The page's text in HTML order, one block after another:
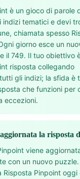
è un gioco di parole
indizi tematici e devi
chiamata spesso
giorno esce un
il 749. Il tuo obiettivo
risposta collegando
gli indizi; la sfida è
che funzioni per
eccezioni.
la risposta
viene
con un nuovo
Risposta Pinpoint oggi